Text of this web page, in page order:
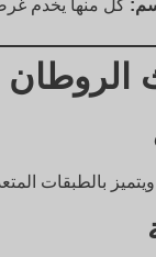
كل منها يخدم
الروطان
بالطبقات